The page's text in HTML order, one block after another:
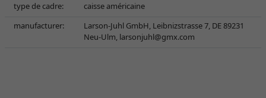
type de cadre:
caisse américaine
manufacturer:
Larson-Juhl GmbH, Leibnizstrasse 7, DE 89231
Neu-Ulm, larsonjuhl@gmx.com